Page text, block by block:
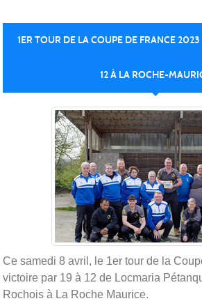
1ER TOUR DE LA COUPE DE FRANCE
12 À LA ROCHE-
Ce samedi 8 avril, le 1er tour de la
victoire par 19 à 12 de Locmaria
Rochois à La Roche Maurice.